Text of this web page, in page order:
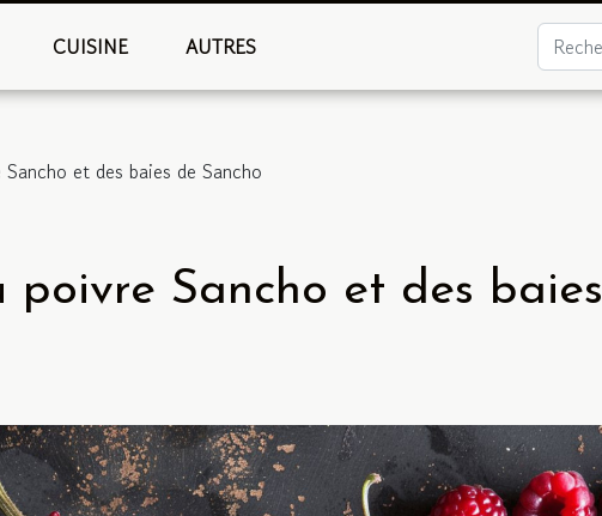
CUISINE AUTRES
et des baies de Sancho
poivre Sancho et des baies